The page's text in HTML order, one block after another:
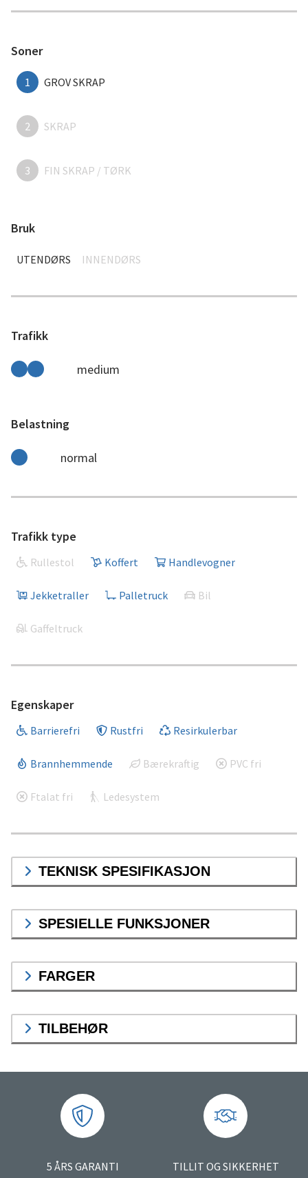
Soner
1 GROV SKRAP
2 SKRAP
3 FIN SKRAP / TØRK
Bruk
UTENDØRS INNENDØRS
Trafikk
medium
Belastning
normal
Trafikk type
Rullestol Koffert Handlevogner
Jekketraller Palletruck Bil
Gaffeltruck
Egenskaper
Barrierefri Rustfri Resirkulerbar
Brannhemmende Bærekraftig PVC fri
Ftalat fri Ledesystem
TEKNISK SPESIFIKASJON
SPESIELLE FUNKSJONER
FARGER
TILBEHØR
5 ÅRS GARANTI TILLIT OG SIKKERHET